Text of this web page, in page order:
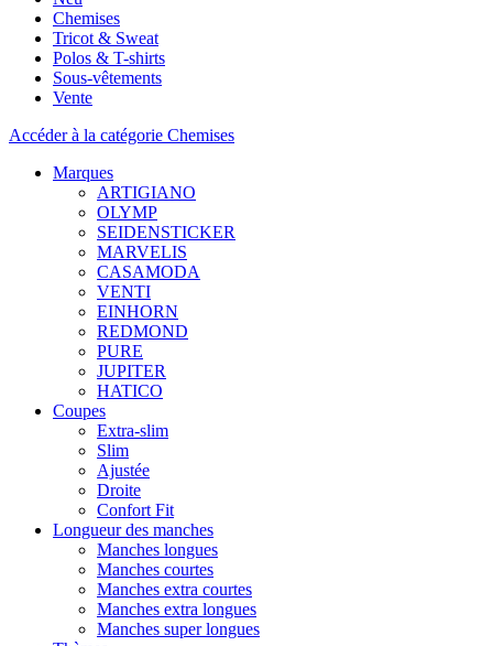
Chemises
Tricot & Sweat
Polos & T-shirts
Sous-vêtements
Vente
Accéder à la catégorie Chemises
Marques
ARTIGIANO
OLYMP
SEIDENSTICKER
MARVELIS
CASAMODA
VENTI
EINHORN
REDMOND
PURE
JUPITER
HATICO
Coupes
Extra-slim
Slim
Ajustée
Droite
Confort Fit
Longueur des manches
Manches longues
Manches courtes
Manches extra courtes
Manches extra longues
Manches super longues